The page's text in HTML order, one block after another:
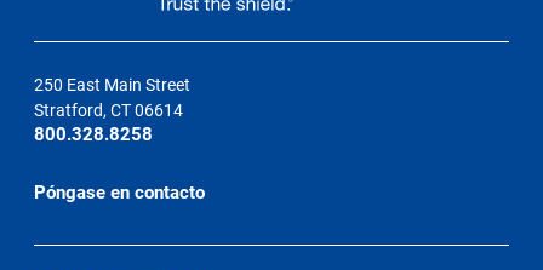
250 East Main Street
Stratford, CT 06614
800.328.8258
Póngase en contacto